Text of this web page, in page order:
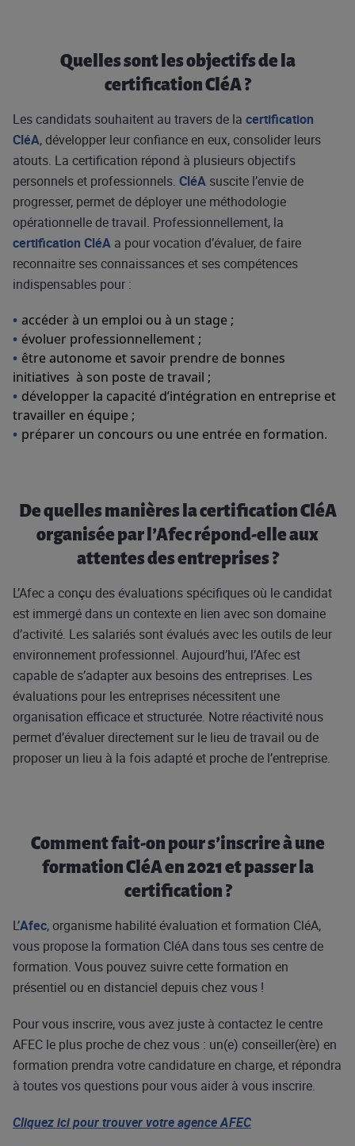
Quelles sont les objectifs de la
certification CléA ?
Les candidats souhaitent au travers de la certification
CléA, développer leur confiance en eux, consolider leurs
atouts. La certification répond à plusieurs objectifs
personnels et professionnels. CléA suscite l’envie de
progresser, permet de déployer une méthodologie
opérationnelle de travail. Professionnellement, la
certification CléA a pour vocation d’évaluer, de faire
reconnaitre ses connaissances et ses compétences
indispensables pour :
accéder à un emploi ou à un stage ;
évoluer professionnellement ;
être autonome et savoir prendre de bonnes
initiatives à son poste de travail ;
développer la capacité d’intégration en entreprise et
travailler en équipe ;
préparer un concours ou une entrée en formation.
De quelles manières la certification CléA
organisée par l’Afec répond-elle aux
attentes des entreprises ?
L’Afec a conçu des évaluations spécifiques où le candidat
est immergé dans un contexte en lien avec son domaine
d’activité. Les salariés sont évalués avec les outils de leur
environnement professionnel. Aujourd’hui, l’Afec est
capable de s’adapter aux besoins des entreprises. Les
évaluations pour les entreprises nécessitent une
organisation efficace et structurée. Notre réactivité nous
permet d’évaluer directement sur le lieu de travail ou de
proposer un lieu à la fois adapté et proche de l’entreprise.
Comment fait-on pour s’inscrire à une
formation CléA en 2021 et passer la
certification ?
L’Afec, organisme habilité évaluation et formation CléA,
vous propose la formation CléA dans tous ses centre de
formation. Vous pouvez suivre cette formation en
présentiel ou en distanciel depuis chez vous !
Pour vous inscrire, vous avez juste à contactez le centre
AFEC le plus proche de chez vous : un(e) conseiller(ère) en
formation prendra votre candidature en charge, et répondra
à toutes vos questions pour vous aider à vous inscrire.
Cliquez ici pour trouver votre agence AFEC